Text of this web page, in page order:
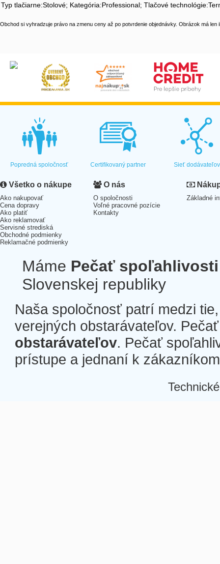
Typ tlačiarne:Stolové; Kategória:Professional; Tlačové
Obchod si vyhradzuje právo na zmenu ceny až po potvrdenie objednávky. Obrázok má len
Popredná spoločnosť Certifikovaný partner Sieť dodávateľov
Všetko o nákupe
Ako nakupovať
Cena dopravy
Ako platiť
Ako reklamovať
Servisné strediská
Obchodné podmienky
Reklamačné podmienky
O nás
O spoločnosti
Voľné pracovné pozície
Kontakty
Základné
Máme Pečať spoľahlivosti
Slovenskej republiky
Naša spoločnosť patrí medzi
verejných obstarávateľov.
obstarávateľov. Pečať
prístupe a jednaní k